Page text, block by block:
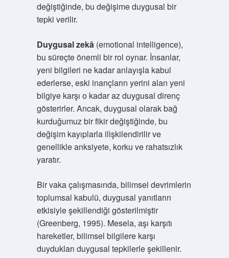
değiştiğinde, bu değişime duygusal bir
tepki verilir.
Duygusal zekâ(emotional intelligence),
bu süreçte önemli bir rol oynar. İnsanlar,
yeni bilgileri ne kadar anlayışla kabul
ederlerse, eski inançların yerini alan yeni
bilgiye karşı o kadar az duygusal direnç
gösterirler. Ancak, duygusal olarak bağ
kurduğumuz bir fikir değiştiğinde, bu
değişim kayıplarla ilişkilendirilir ve
genellikle anksiyete, korku ve rahatsızlık
yaratır.
Bir vaka çalışmasında, bilimsel devrimlerin
toplumsal kabulü, duygusal yanıtların
etkisiyle şekillendiği gösterilmiştir
(Greenberg, 1995). Mesela, aşı karşıtı
hareketler, bilimsel bilgilere karşı
duydukları duygusal tepkilerle şekillenir.